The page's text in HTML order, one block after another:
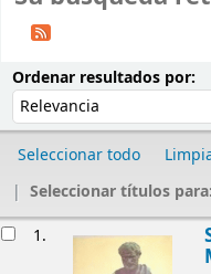
Ordenar resultados por:
Seleccionar todo
Seleccionar títulos para:
1.